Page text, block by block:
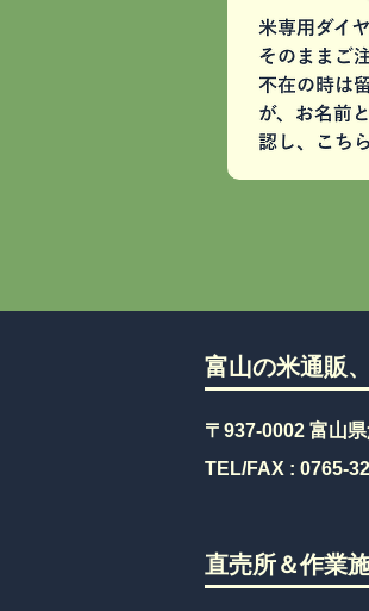
富山の米通販
〒937-0002 富山
TEL/FAX : 0765-
直売所＆作業